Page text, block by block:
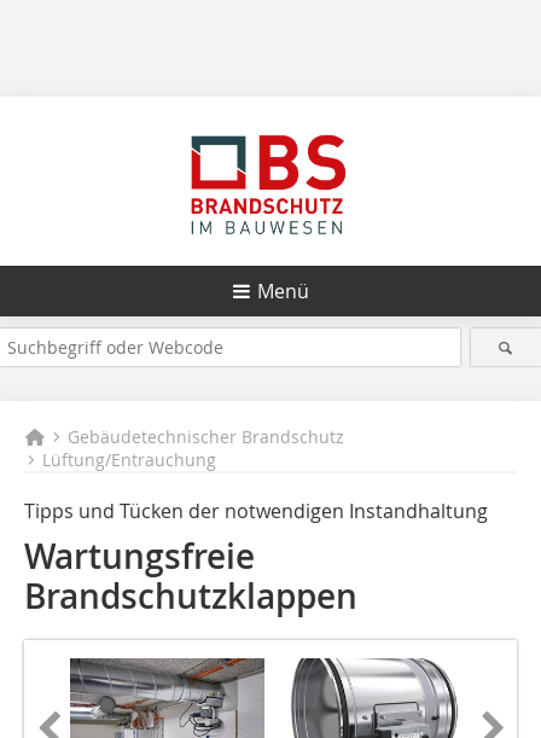
Menü
Gebäudetechnischer Brandschutz
Lüftung/Entrauchung
Tipps und Tücken der ­notwendigen ­Instandhaltung
Wartungsfreie
Brandschutzklappen